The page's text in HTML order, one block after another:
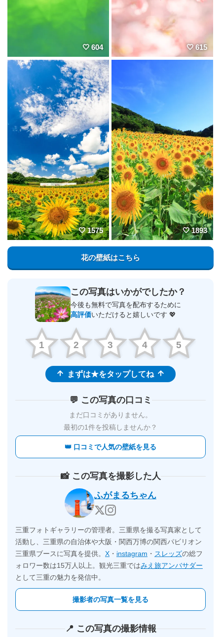
604 615
1575 1893
花の壁紙はこちら
この写真はいかがでしたか？
今後も無料で写真を配布するために
高評価いただけると嬉しいです 💖
1 2 3 4 5
まずは★をタップしてね
💬 この写真の口コミ
まだ口コミがありません。
最初の1件を投稿しませんか？
👑 口コミで人気の壁紙を見る
📸 この写真を撮影した人
ふがまるちゃん
三重フォトギャラリーの管理者。三重県を撮る写真家として
活動し、三重県の自治体や大阪・関西万博の関西パビリオン
三重県ブースに写真を提供。 X ・ instagram ・ スレッズの総フ
ォロワー数は15万人以上。観光三重ではみえ旅アンバサダー
として三重の魅力を発信中。
撮影者の写真一覧を見る
📍 この写真の撮影情報